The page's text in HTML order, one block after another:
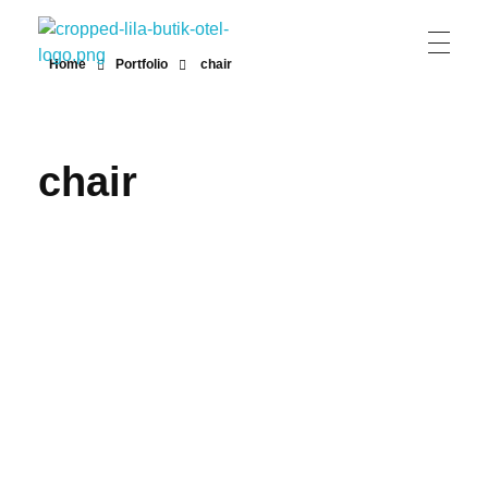
Home Portfolio chair
chair